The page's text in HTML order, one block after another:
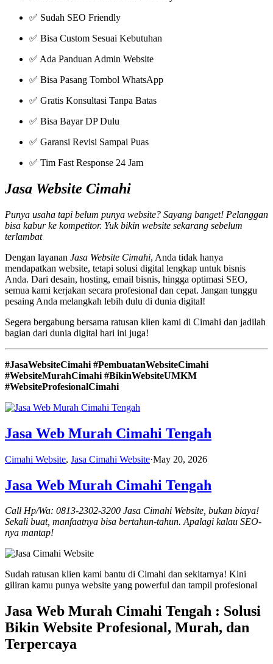
✅ Sudah SEO Friendly
✅ Bisa Custom Sesuai Kebutuhan
✅ Ada Panduan Admin Website
✅ Bisa Pasang Tombol WhatsApp
✅ Gratis Konsultasi Tanpa Batas
✅ Bisa Bayar DP Dulu
✅ Garansi Revisi Sampai Puas
✅ Tim Fast Response 24 Jam
Jasa Website Cimahi
Punya usaha tapi belum punya website? Sayang banget! Pelanggan
bisa kabur ke kompetitor. Yuk bikin website sekarang sebelum
terlambat
Dengan layanan Jasa Website Cimahi, Anda tidak hanya
mendapatkan website, tetapi solusi digital lengkap untuk bisnis
Anda. Dari desain, hosting, email bisnis, hingga optimasi SEO,
semua kami kerjakan secara profesional dan cepat. Jangan tunggu
pesaing Anda melangkah lebih dulu di dunia digital!
Segera bergabung bersama ratusan klien kami di Cimahi dan jadilah
bagian dari dunia digital hari ini juga!
#JasaWebsiteCimahi #PembuatanWebsiteCimahi
#WebsiteMurahCimahi #BikinWebsiteUMKM
#WebsiteProfesionalCimahi
Jasa Web Murah Cimahi Tengah
Cimahi Website, Jasa Cimahi Website·May 20, 2026
Jasa Web Murah Cimahi Tengah
Call Hp/Wa: 0813-2302-3200 Jasa Cimahi Website, bukan biaya!
Sekali buat, manfaatnya bisa bertahun-tahun. Apalagi kalau SEO-
nya mantap!
Sudah ratusan klien kami bantu di Cimahi dan sekitarnya! Kini
giliran kamu punya website yang powerful dan tampil profesional
Jasa Web Murah Cimahi Tengah : Solusi
Bikin Website Profesional, Murah, dan
Terpercaya